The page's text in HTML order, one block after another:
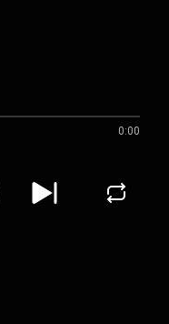
0:00